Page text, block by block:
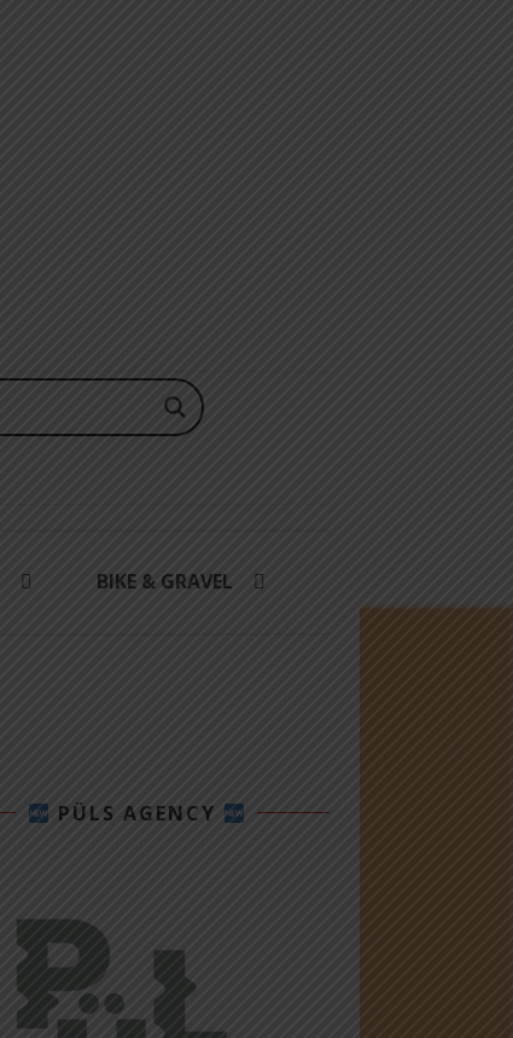
BIKE & GRAVEL
PÜLS AGENCY